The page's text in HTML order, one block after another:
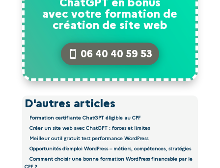
avec votre formation de
création de site web
06 40 40 59 53
D'autres articles
Formation certifiante ChatGPT éligible au CPF
Créer un site web avec ChatGPT : forces et limites
Meilleur outil gratuit test performance WordPress
Opportunités d’emploi WordPress – métiers, compétences, stratégies
Comment choisir une bonne formation WordPress finançable par le
CPF ?